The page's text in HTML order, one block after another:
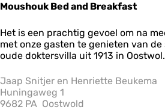
Moushouk Bed and Breakfast
M
o
u
h
o
u
Het is een prachtig gevoel om na
met onze gasten te genieten van
oude doktersvilla uit 1913 in
Jaap Snitjer en Henriette Beukema
Huningaweg 1
9682 PA Oostwold